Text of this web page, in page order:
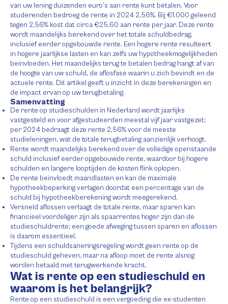
van uw lening duizenden euro’s aan rente kunt betalen. Voor
studerenden bedroeg de rente in 2024 2,56%. Bij €1.000 geleend
tegen 2,56% kost dat circa €25,60 aan rente per jaar. Deze rente
wordt maandelijks berekend over het totale schuldbedrag,
inclusief eerder opgebouwde rente. Een hogere rente resulteert
in hogere jaarlijkse lasten en kan zelfs uw hypotheekmogelijkheden
beïnvloeden. Het maandelijks terug te betalen bedrag hangt af van
de hoogte van uw schuld, de aflosfase waarin u zich bevindt en de
actuele rente. Dit artikel geeft u inzicht in deze berekeningen en
de impact ervan op uw terugbetaling.
Samenvatting
De rente op studieschulden in Nederland wordt jaarlijks
vastgesteld en voor afgestudeerden meestal vijf jaar vastgezet;
per 2024 bedraagt deze rente 2,56% voor de meeste
studieleningen, wat de totale terugbetaling aanzienlijk verhoogt.
Rente wordt maandelijks berekend over de volledige openstaande
schuld inclusief eerder opgebouwde rente, waardoor bij hogere
schulden en langere looptijden de kosten flink oplopen.
De rente beïnvloedt maandlasten en kan de maximale
hypotheekbeperking verlagen doordat een percentage van de
schuld bij hypotheekberekening wordt meegerekend.
Versneld aflossen verlaagt de totale rente, maar sparen kan
financieel voordeliger zijn als spaarrentes hoger zijn dan de
studieschuldrente; een goede afweging tussen sparen en aflossen
is daarom essentieel.
Tijdens een schuldsaneringsregeling wordt geen rente op de
studieschuld geheven, maar na afloop moet de rente alsnog
worden betaald met terugwerkende kracht.
Wat is rente op een studieschuld en
waarom is het belangrijk?
Rente op een studieschuld is een vergoeding die ex-studenten